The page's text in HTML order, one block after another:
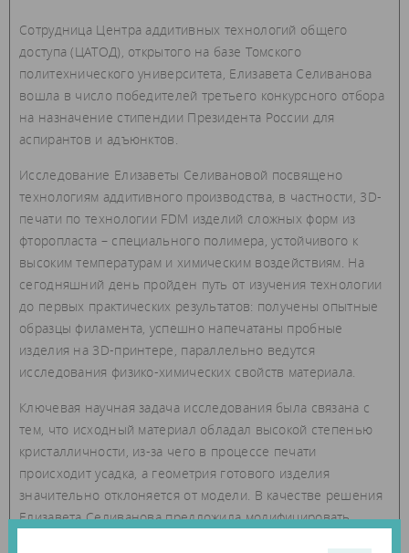
Сотрудница Центра аддитивных технологий общего
доступа (ЦАТОД), открытого на базе Томского
политехнического университета, Елизавета Селиванова
вошла в число победителей третьего конкурсного отбора
на назначение стипендии Президента России для
аспирантов и адъюнктов.
Исследование Елизаветы Селивановой посвящено
технологиям аддитивного производства, в частности, 3D-
печати по технологии FDM изделий сложных форм из
фторопласта – специального полимера, устойчивого к
высоким температурам и химическим воздействиям. На
сегодняшний день пройден путь от изучения технологии
до первых практических результатов: получены опытные
образцы филамента, успешно напечатаны пробные
изделия на 3D-принтере, параллельно ведутся
исследования физико-химических свойств материала.
Ключевая научная задача исследования была связана с
тем, что исходный материал обладал высокой степенью
кристалличности, из-за чего в процессе печати
происходит усадка, а геометрия готового изделия
значительно отклоняется от модели. В качестве решения
Елизавета Селиванова предложила модифицировать